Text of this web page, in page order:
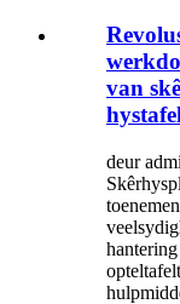
van
deur